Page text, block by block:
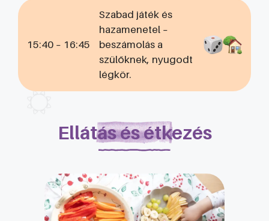
15:40 – 16:45
Szabad játék és
hazamenetel –
beszámolás a
szülőknek, nyugodt
légkör.
Ellátás és étkezés